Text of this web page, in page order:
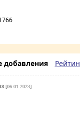
добавления
[06-01-2023]